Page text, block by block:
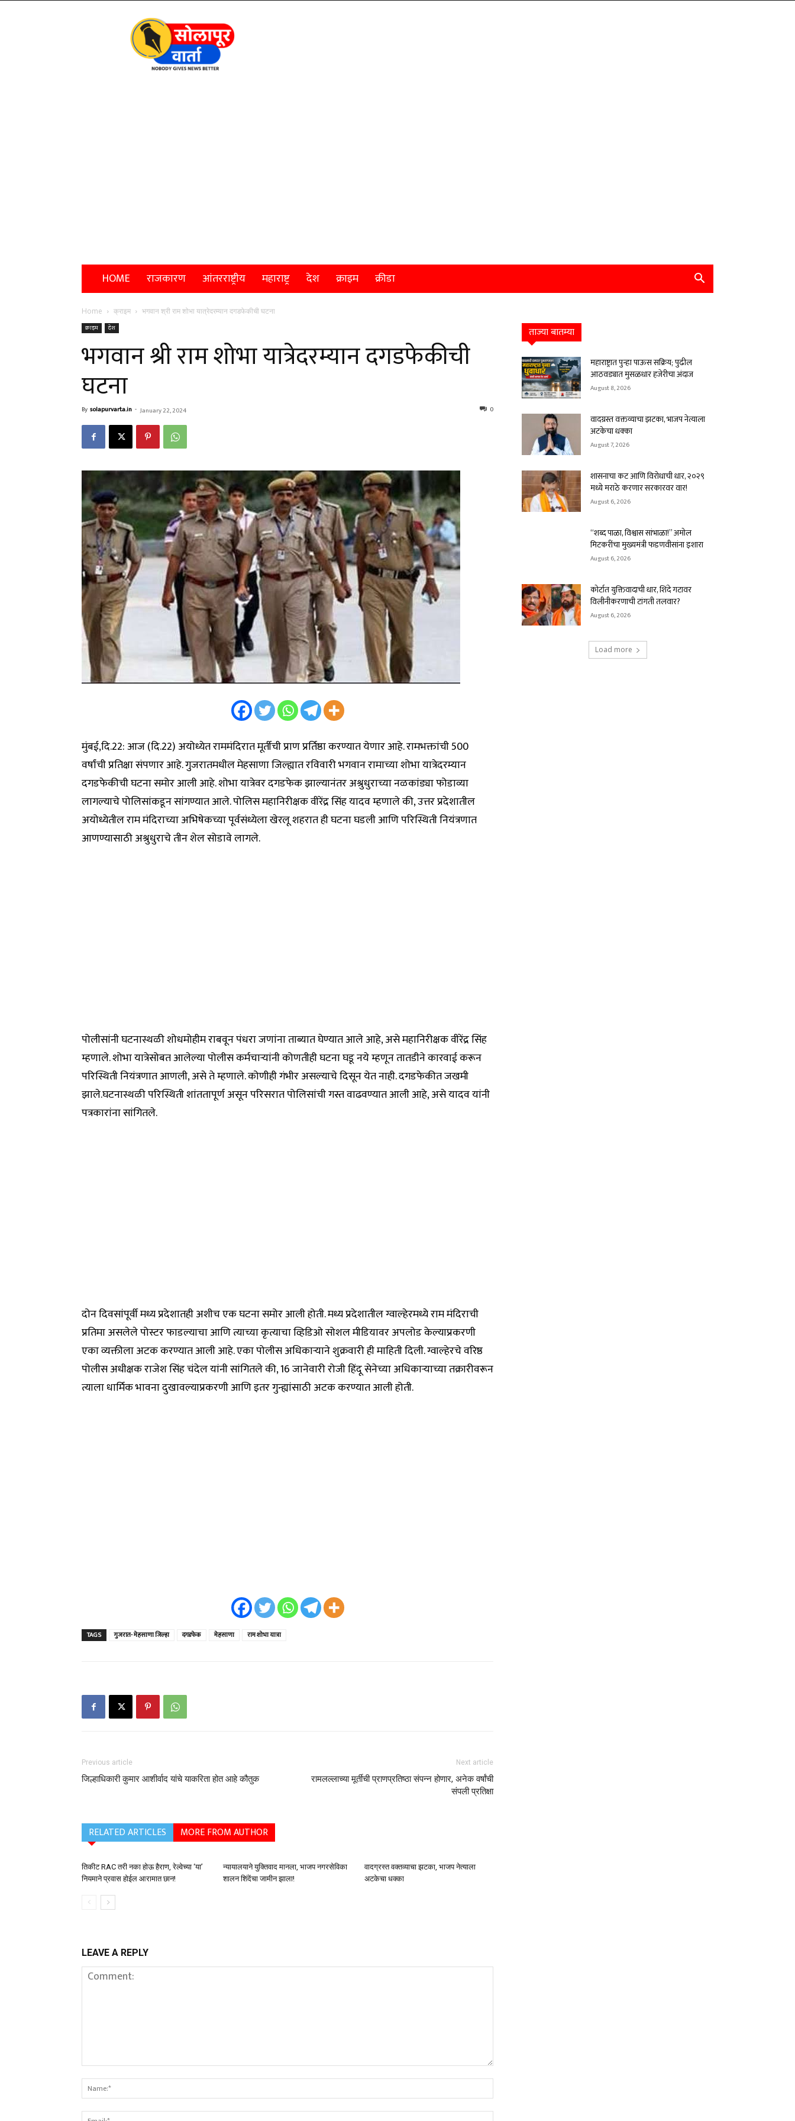
Solapur
Varta
HOME राजकारण आंतरराष्ट्रीय महाराष्ट्र देश क्राइम क्रीडा
Home क्राइम भगवान श्री राम शोभा यात्रेदरम्यान दगडफेकीची घटना
क्राइम देश
भगवान श्री राम शोभा यात्रेदरम्यान दगडफेकीची
घटना
By solapurvarta.in - January 22, 2024 0
मुंबई,दि.22: आज (दि.22) अयोध्येत राममंदिरात मूर्तीची प्राण प्रर्तिष्ठा करण्यात येणार आहे. रामभक्तांची 500
वर्षांची प्रतिक्षा संपणार आहे. गुजरातमधील मेहसाणा जिल्ह्यात रविवारी भगवान रामाच्या शोभा यात्रेदरम्यान
दगडफेकीची घटना समोर आली आहे. शोभा यात्रेवर दगडफेक झाल्यानंतर अश्रुधुराच्या नळकांड्या फोडाव्या
लागल्याचे पोलिसांकडून सांगण्यात आले. पोलिस महानिरीक्षक वीरेंद्र सिंह यादव म्हणाले की, उत्तर प्रदेशातील
अयोध्येतील राम मंदिराच्या अभिषेकच्या पूर्वसंध्येला खेरलू शहरात ही घटना घडली आणि परिस्थिती नियंत्रणात
आणण्यासाठी अश्रुधुराचे तीन शेल सोडावे लागले.
पोलीसांनी घटनास्थळी शोधमोहीम राबवून पंधरा जणांना ताब्यात घेण्यात आले आहे, असे महानिरीक्षक वीरेंद्र सिंह
म्हणाले. शोभा यात्रेसोबत आलेल्या पोलीस कर्मचाऱ्यांनी कोणतीही घटना घडू नये म्हणून तातडीने कारवाई करून
परिस्थिती नियंत्रणात आणली, असे ते म्हणाले. कोणीही गंभीर असल्याचे दिसून येत नाही. दगडफेकीत जखमी
झाले.घटनास्थळी परिस्थिती शांततापूर्ण असून परिसरात पोलिसांची गस्त वाढवण्यात आली आहे, असे यादव यांनी
पत्रकारांना सांगितले.
दोन दिवसांपूर्वी मध्य प्रदेशातही अशीच एक घटना समोर आली होती. मध्य प्रदेशातील ग्वाल्हेरमध्ये राम मंदिराची
प्रतिमा असलेले पोस्टर फाडल्याचा आणि त्याच्या कृत्याचा व्हिडिओ सोशल मीडियावर अपलोड केल्याप्रकरणी
एका व्यक्तीला अटक करण्यात आली आहे. एका पोलीस अधिकाऱ्याने शुक्रवारी ही माहिती दिली. ग्वाल्हेरचे वरिष्ठ
पोलीस अधीक्षक राजेश सिंह चंदेल यांनी सांगितले की, 16 जानेवारी रोजी हिंदू सेनेच्या अधिकाऱ्याच्या तक्रारीवरून
त्याला धार्मिक भावना दुखावल्याप्रकरणी आणि इतर गुन्ह्यांसाठी अटक करण्यात आली होती.
TAGS गुजरात- मेहसाणा जिल्हा दगडफेक मेहसाणा राम शोभा यात्रा
Previous article
जिल्हाधिकारी कुमार आशीर्वाद यांचे याकरिता होत आहे कौतुक
Next article
रामलल्लाच्या मूर्तीची प्राणप्रतिष्ठा संपन्न होणार, अनेक वर्षांची
संपली प्रतिक्षा
RELATED ARTICLES MORE FROM AUTHOR
तिकीट RAC तरी नका होऊ हैराण, रेल्वेच्या ‘या’
नियमाने प्रवास होईल आरामात छान!
न्यायालयाने युक्तिवाद मानला, भाजप नगरसेविका
शालन शिंदेंचा जामीन झाला!
वादग्रस्त वक्तव्याचा झटका, भाजप नेत्याला
अटकेचा धक्का
LEAVE A REPLY
ताज्या बातम्या
महाराष्ट्रात पुन्हा पाऊस सक्रिय; पुढील
आठवड्यात मुसळधार हजेरीचा अंदाज
August 8, 2026
वादग्रस्त वक्तव्याचा झटका, भाजप नेत्याला
अटकेचा धक्का
August 7, 2026
शासनाचा कट आणि विरोधाची धार, २०२९
मध्ये मराठे करणार सरकारवर वार!
August 6, 2026
“शब्द पाळा, विश्वास सांभाळा!” अमोल
मिटकरींचा मुख्यमंत्री फडणवीसांना इशारा
August 6, 2026
कोर्टात युक्तिवादाची धार, शिंदे गटावर
विलीनीकरणाची टांगती तलवार?
August 6, 2026
Load more